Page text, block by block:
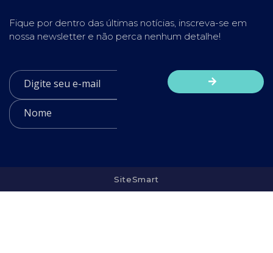
Fique por dentro das últimas notícias, inscreva-se em
nossa newsletter e não perca nenhum detalhe!
SiteSmart